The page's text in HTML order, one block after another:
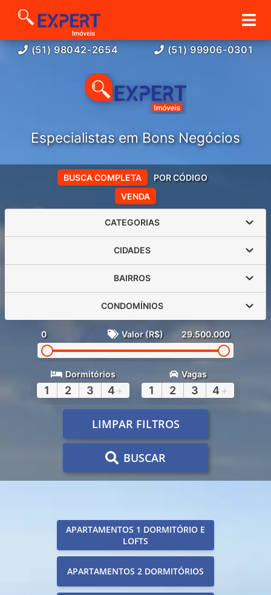
(51) 98042-2654 (51) 99906-0301
Especialistas em Bons Negócios
VENDA
BUSCA COMPLETA POR CÓDIGO
CATEGORIAS
CIDADES
BAIRROS
CONDOMÍNIOS
0 Valor (R$) 29.500.000
Dormitórios
1 2 3 4 +
Vagas
1 2 3 4 +
LIMPAR FILTROS
BUSCAR
APARTAMENTOS 1 DORMITÓRIO E
LOFTS
APARTAMENTOS 2 DORMITÓRIOS